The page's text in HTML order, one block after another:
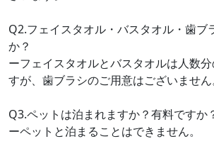
Q2.フェイスタオル・バスタオル・歯ブ
か？
ーフェイスタオルとバスタオルは人数
すが、歯ブラシのご用意はございません
Q3.ペットは泊まれますか？有料ですか
ーペットと泊まることはできません。